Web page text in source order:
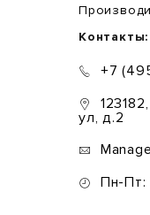
Контакты:
+7
ул, д.2
Пн-Пт: